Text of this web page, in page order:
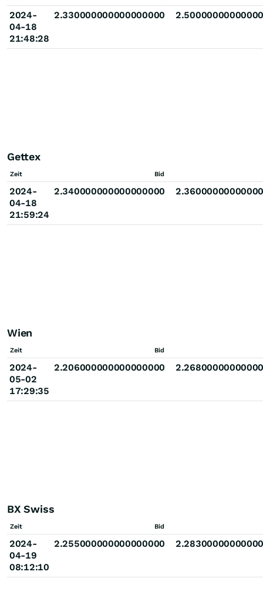
2024-
04-18
21:48:28
2.330000000000000000
Gettex
Zeit Bid
2024-
04-18
21:59:24
2.340000000000000000
Wien
Zeit Bid
2024-
05-02
17:29:35
2.206000000000000000
BX Swiss
Zeit Bid
2024-
04-19
08:12:10
2.255000000000000000